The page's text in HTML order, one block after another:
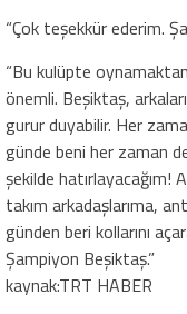
“Çok teşekkür ederim.
“Bu kulüpte
önemli. Beşiktaş,
gurur duyabilir. Her
günde beni her zaman
şekilde hatırlayacağım!
takım arkadaşlarıma,
günden beri kollarını
Şampiyon Beşiktaş.”
kaynak:TRT HABER